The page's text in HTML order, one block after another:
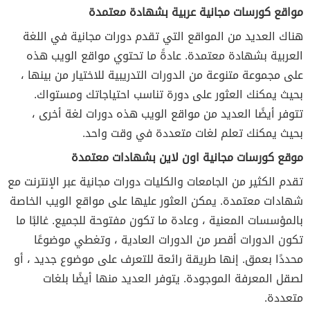
مواقع كورسات مجانية عربية بشهادة معتمدة
هناك العديد من المواقع التي تقدم دورات مجانية في اللغة
العربية بشهادة معتمدة. عادةً ما تحتوي مواقع الويب هذه
على مجموعة متنوعة من الدورات التدريبية للاختيار من بينها ،
بحيث يمكنك العثور على دورة تناسب احتياجاتك ومستواك.
تتوفر أيضًا العديد من مواقع الويب هذه دورات لغة أخرى ،
بحيث يمكنك تعلم لغات متعددة في وقت واحد.
موقع كورسات مجانية اون لاين بشهادات معتمدة
تقدم الكثير من الجامعات والكليات دورات مجانية عبر الإنترنت مع
شهادات معتمدة. يمكن العثور عليها على مواقع الويب الخاصة
بالمؤسسات المعنية ، وعادة ما تكون مفتوحة للجميع. غالبًا ما
تكون الدورات أقصر من الدورات العادية ، وتغطي موضوعًا
محددًا بعمق. إنها طريقة رائعة للتعرف على موضوع جديد ، أو
لصقل المعرفة الموجودة. يتوفر العديد منها أيضًا بلغات
متعددة.